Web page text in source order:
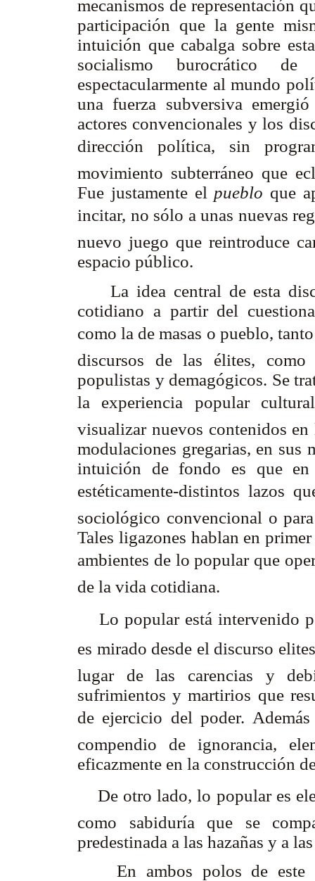
mecanismos de representación
participación que la gente
intuición que cabalga sobre
socialismo burocrático
espectacularmente al mundo
una fuerza subversiva
actores convencionales y los
dirección política, sin
movimiento subterráneo que
Fue justamente el pueblo que
incitar, no sólo a unas nuevas
nuevo juego que reintroduce
espacio público.
La idea central de esta
cotidiano a partir del
como la de masas o pueblo,
discursos de las élites,
populistas y demagógicos. Se
la experiencia popular
visualizar nuevos contenidos
modulaciones gregarias, en sus
intuición de fondo es que en
estéticamente-distintos lazos
sociológico convencional o
Tales ligazones hablan en
ambientes de lo popular que
de la vida cotidiana.
Lo popular está intervenido
es mirado desde el discurso
lugar de las carencias y
sufrimientos y martirios que
de ejercicio del poder. Además
compendio de ignorancia,
eficazmente en la construcción
De otro lado, lo popular es
como sabiduría que se
predestinada a las hazañas y a
En ambos polos de este